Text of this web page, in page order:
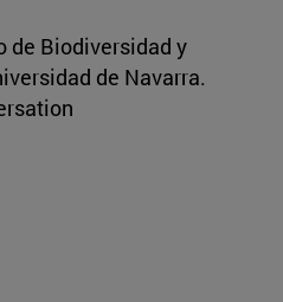
de Biodiversidad y
de Navarra.